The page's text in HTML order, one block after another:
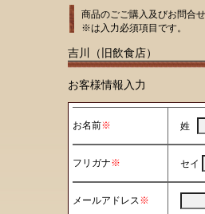
商品のごご購入及びお問合
※は入力必須項目です。
吉川（旧飲食店）
お客様情報入力
お名前※ 姓
フリガナ※ セイ
メールアドレス ※